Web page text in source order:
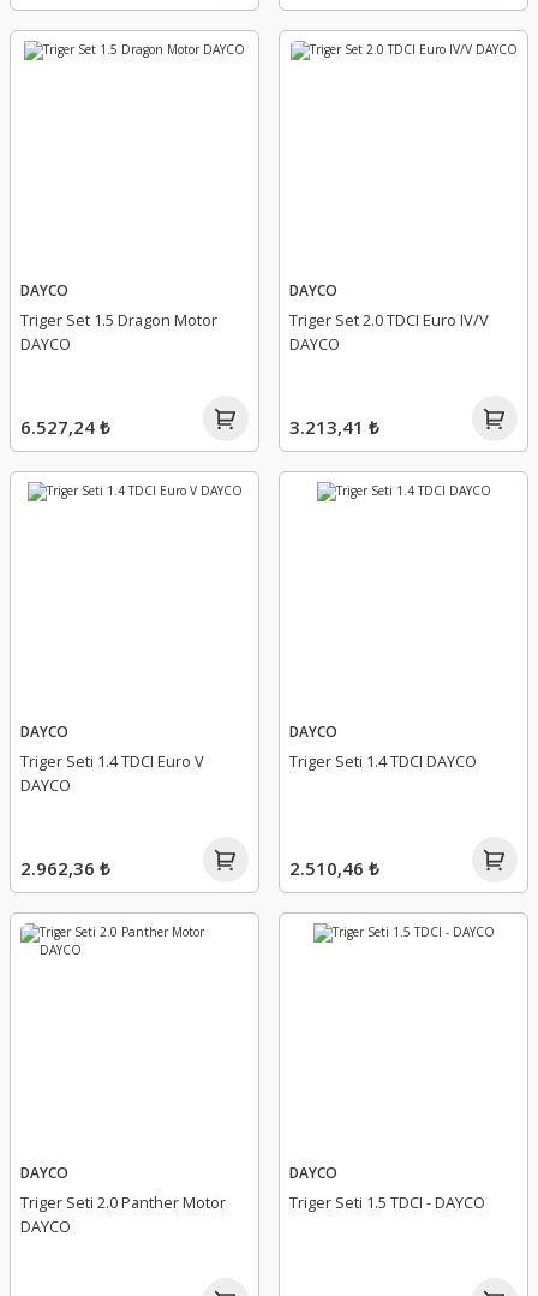
DAYCO
Triger Set 1.5 Dragon Motor
DAYCO
6.527,24 ₺
DAYCO
Triger Set 2.0 TDCI Euro IV/V
DAYCO
3.213,41 ₺
DAYCO
Triger Seti 1.4 TDCI Euro V
DAYCO
2.962,36 ₺
DAYCO
Triger Seti 1.4 TDCI DAYCO
2.510,46 ₺
DAYCO
Triger Seti 2.0 Panther Motor
DAYCO
DAYCO
Triger Seti 1.5 TDCI - DAYCO